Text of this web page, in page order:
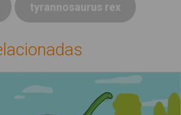
tyrannosaurus rex